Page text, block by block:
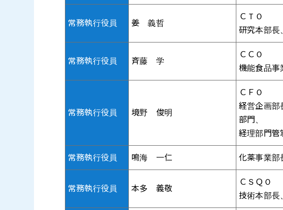
常務執行役員 姜 義哲
ＣＴＯ
研究本部長
常務執行役員 斉藤 学
ＣＣＯ
機能食品事
常務執行役員 境野 俊明
ＣＦＯ
経営企画部
部門、
経理部門管
常務執行役員 鳴海 一仁 化薬事業部
常務執行役員 本多 義敬
ＣＳＱＯ
技術本部長